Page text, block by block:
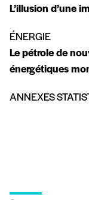
L’illusion d’une
ÉNERGIE
Le pétrole de
énergétiques
ANNEXES